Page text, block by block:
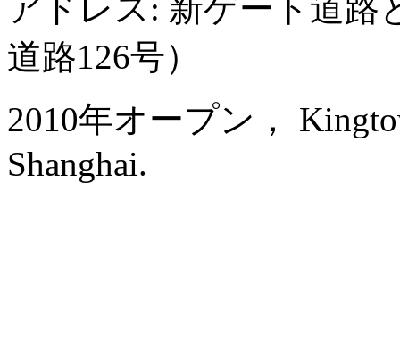
アドレス: 新ゲート道路
道路126号）
2010年オープン，
Shanghai.